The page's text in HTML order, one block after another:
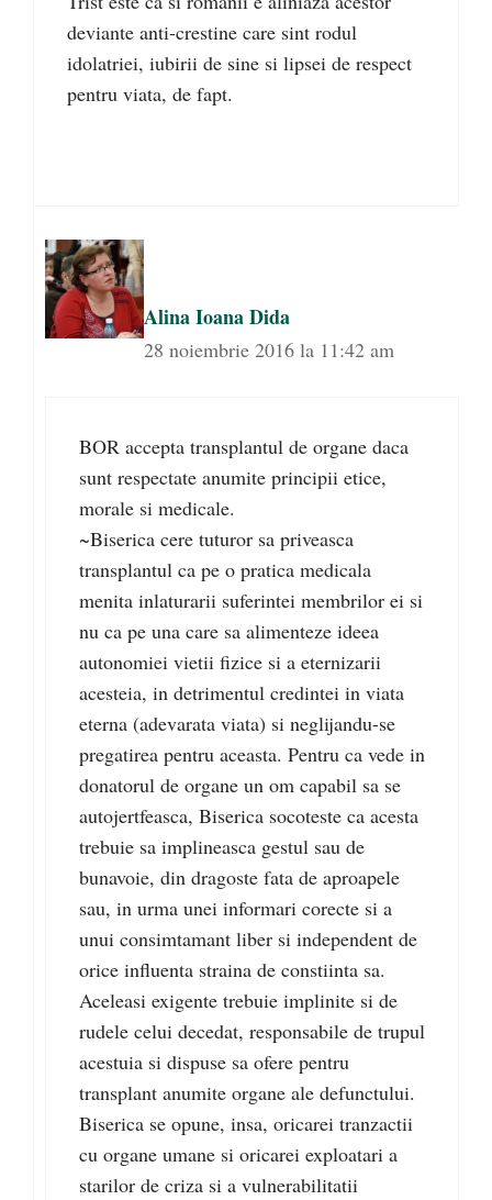
deviante anti-crestine care sint rodul
idolatriei, iubirii de sine si lipsei de respect
pentru viata, de fapt.
Alina Ioana Dida
28 noiembrie 2016 la 11:42 am
BOR accepta transplantul de organe daca
sunt respectate anumite principii etice,
morale si medicale.
~Biserica cere tuturor sa priveasca
transplantul ca pe o pratica medicala
menita inlaturarii suferintei membrilor ei si
nu ca pe una care sa alimenteze ideea
autonomiei vietii fizice si a eternizarii
acesteia, in detrimentul credintei in viata
eterna (adevarata viata) si neglijandu-se
pregatirea pentru aceasta. Pentru ca vede in
donatorul de organe un om capabil sa se
autojertfeasca, Biserica socoteste ca acesta
trebuie sa implineasca gestul sau de
bunavoie, din dragoste fata de aproapele
sau, in urma unei informari corecte si a
unui consimtamant liber si independent de
orice influenta straina de constiinta sa.
Aceleasi exigente trebuie implinite si de
rudele celui decedat, responsabile de trupul
acestuia si dispuse sa ofere pentru
transplant anumite organe ale defunctului.
Biserica se opune, insa, oricarei tranzactii
cu organe umane si oricarei exploatari a
starilor de criza si a vulnerabilitatii